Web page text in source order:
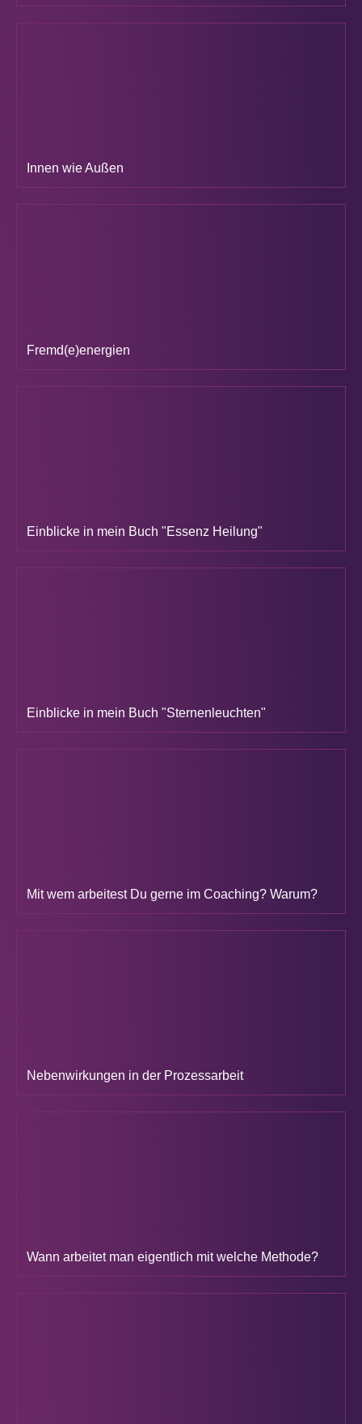
Innen wie Außen
Fremd(e)energien
Einblicke in mein Buch "Essenz Heilung"
Einblicke in mein Buch "Sternenleuchten"
Mit wem arbeitest Du gerne im Coaching? Warum?
Nebenwirkungen in der Prozessarbeit
Wann arbeitet man eigentlich mit welche Methode?